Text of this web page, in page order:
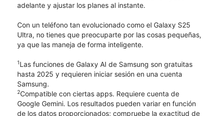
adelante y ajustar los planes al instante.
Con un teléfono tan evolucionado como el Galaxy S25
Ultra, no tienes que preocuparte por las cosas pequeñas,
ya que las maneja de forma inteligente.
1Las funciones de Galaxy AI de Samsung son gratuitas
hasta 2025 y requieren iniciar sesión en una cuenta
Samsung.
2Compatible con ciertas apps. Requiere cuenta de
Google Gemini. Los resultados pueden variar en función
de los datos proporcionados; compruebe la exactitud de